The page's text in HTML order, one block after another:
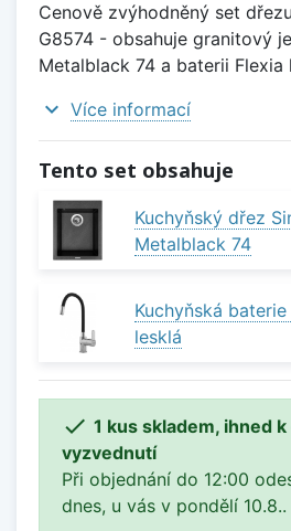
Cenově zvýhodněný set
G8574 - obsahuje granitový
Metalblack 74 a baterii Flexia
expand_more Více informací
Tento set obsahuje
Kuchyňský dřez
Metalblack 74
Kuchyňská
lesklá
 1 kus skladem, ihned
vyzvednutí
Při objednání do 12:00
dnes, u vás v pondělí 10.8..